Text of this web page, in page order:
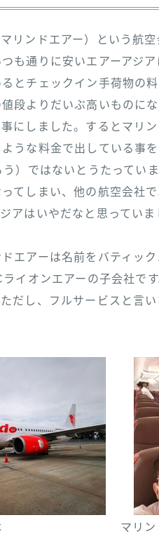
リンドエアー）という航
も通りに安いエアーアジ
とチェックイン手荷物の
段よりだいぶ高いものに
にしました。するとマリ
うな料金で出している事
）ではないとうたってい
てしまい、他の航空会社
アはいやだなと思ってい
エアーは名前をバティッ
イオンエアーの子会社で
だし、フルサービスと言
マリ